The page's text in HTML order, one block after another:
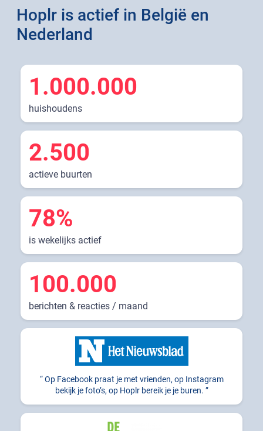
Hoplr is actief in België en
Nederland
1.000.000
huishoudens
2.500
actieve buurten
78%
is wekelijks actief
100.000
berichten & reacties / maand
Op Facebook praat je met vrienden, op Instagram
bekijk je foto’s, op Hoplr bereik je je buren.